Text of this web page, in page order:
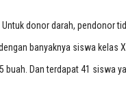
donor darah, pendonor
banyaknya siswa kelas
Dan terdapat 41 siswa